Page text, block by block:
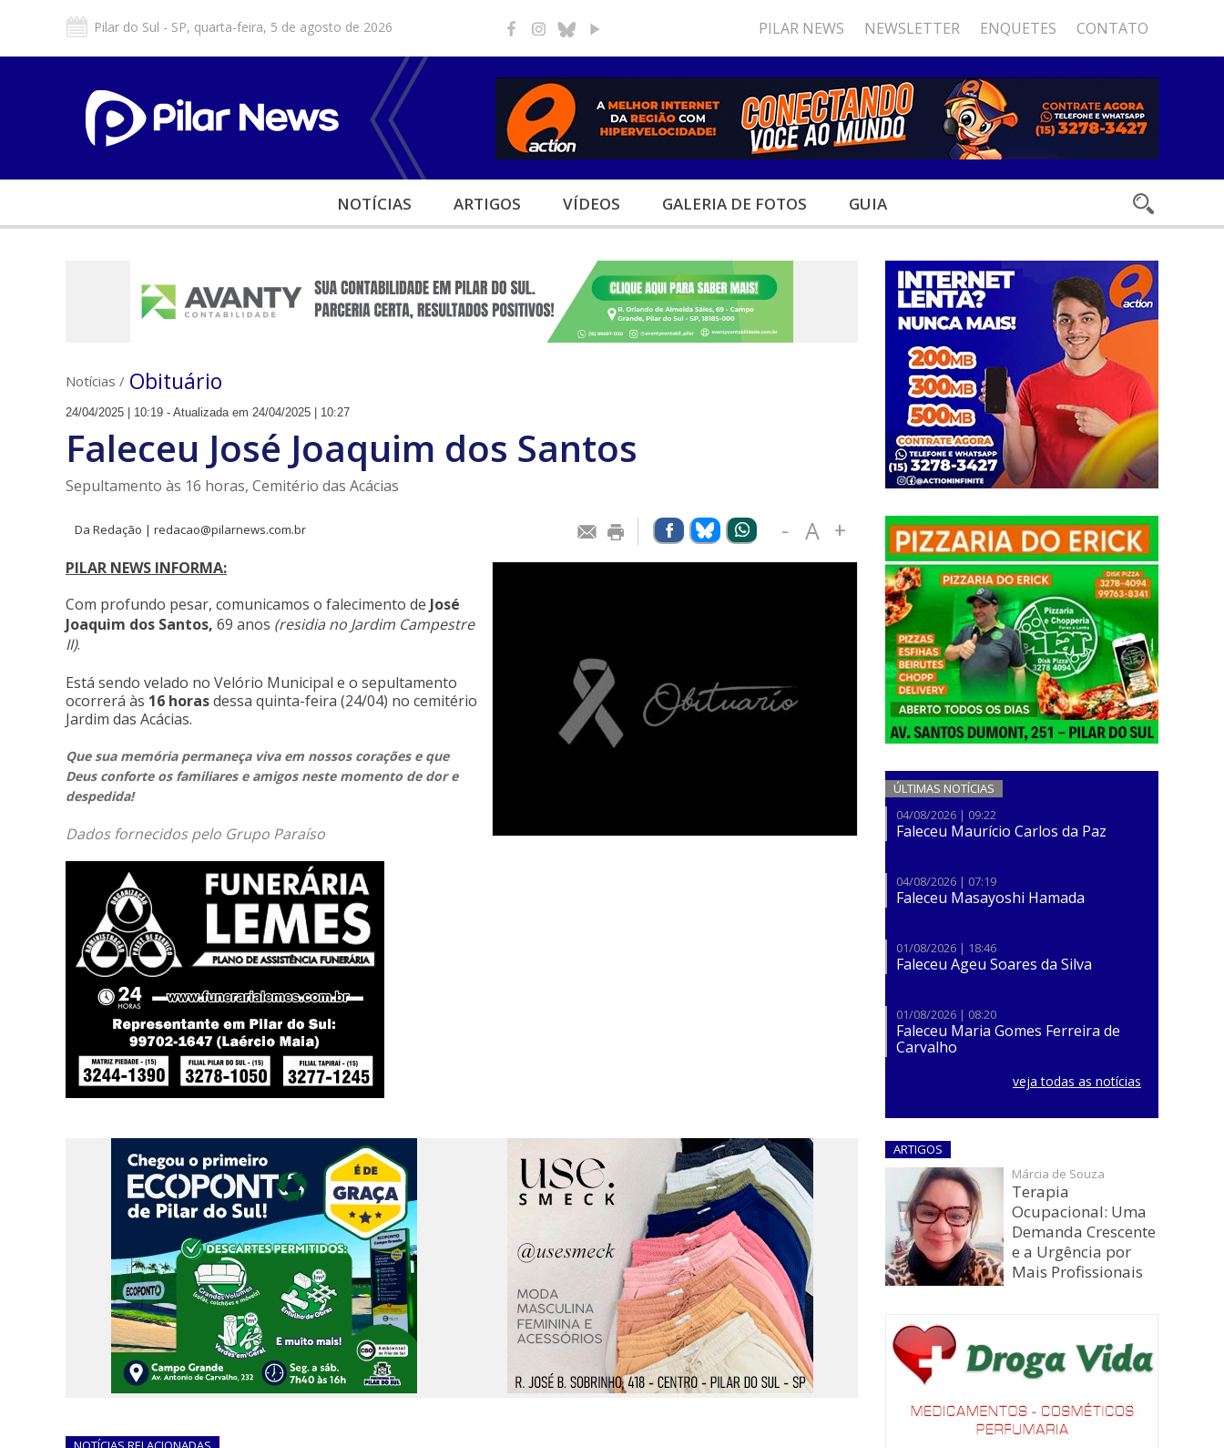
Pilar do Sul - SP, quarta-feira, 5 de agosto de 2026 PILAR NEWS NEWSLETTER ENQUETES CONTATO
NOTÍCIAS ARTIGOS VÍDEOS GALERIA DE FOTOS GUIA
Notícias / Obituário
24/04/2025 | 10:19 - Atualizada em 24/04/2025 | 10:27
Faleceu José Joaquim dos Santos
Sepultamento às 16 horas, Cemitério das Acácias
Da Redação | redacao@pilarnews.com.br - A +
PILAR NEWS INFORMA:
Com profundo pesar, comunicamos o falecimento de José
Joaquim dos Santos, 69 anos (residia no Jardim Campestre
II).
Está sendo velado no Velório Municipal e o sepultamento
ocorrerá às 16 horasdessa quinta-feira (24/04) no cemitério
Jardim das Acácias.
Que sua memória permaneça viva em nossos corações e que
Deus conforte os familiares e amigos neste momento de dor e
despedida!
Dados fornecidos pelo Grupo Paraíso
ÚLTIMAS NOTÍCIAS
04/08/2026 | 09:22
Faleceu Maurício Carlos da Paz
04/08/2026 | 07:19
Faleceu Masayoshi Hamada
01/08/2026 | 18:46
Faleceu Ageu Soares da Silva
01/08/2026 | 08:20
Faleceu Maria Gomes Ferreira de
Carvalho
veja todas as notícias
ARTIGOS
Márcia de Souza
Terapia
Ocupacional: Uma
Demanda Crescente
e a Urgência por
Mais Profissionais